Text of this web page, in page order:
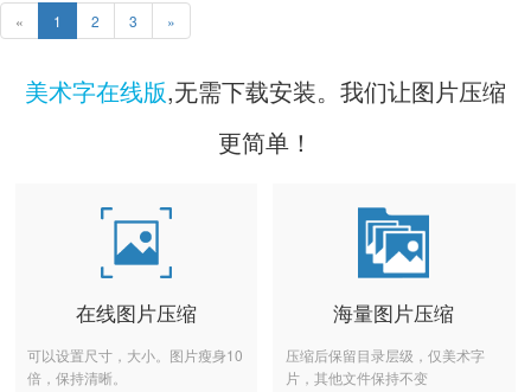
« 1 2 3 »
美术字在线版,无需下载安装。我们让图片压缩
更简单！
在线图片压缩
可以设置尺寸，大小。图片瘦身10
倍，保持清晰。
海量图片压缩
压缩后保留目录层级，仅美术字
片，其他文件保持不变